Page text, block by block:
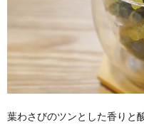
葉わさびのツンとした香りと